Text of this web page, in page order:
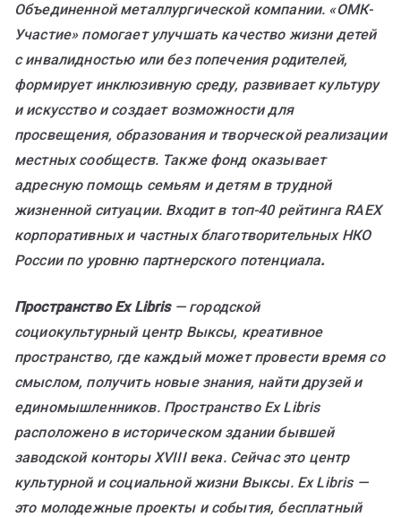
Объединенной металлургической компании. «ОМК-
Участие» помогает улучшать качество жизни детей
с инвалидностью или без попечения родителей,
формирует инклюзивную среду, развивает культуру
и искусство и создает возможности для
просвещения, образования и творческой реализации
местных сообществ. Также фонд оказывает
адресную помощь семьям и детям в трудной
жизненной ситуации. Входит в топ-40 рейтинга RAEX
корпоративных и частных благотворительных НКО
России по уровню партнерского потенциала.
ПространствоEx Libris — городской
социокультурный центр Выксы, креативное
пространство, где каждый может провести время со
смыслом, получить новые знания, найти друзей и
единомышленников. Пространство Ex Libris
расположено в историческом здании бывшей
заводской конторыXVIIIвека. Сейчас это центр
культурной и социальной жизни Выксы. Ex Libris —
это молодежные проекты и события, бесплатный